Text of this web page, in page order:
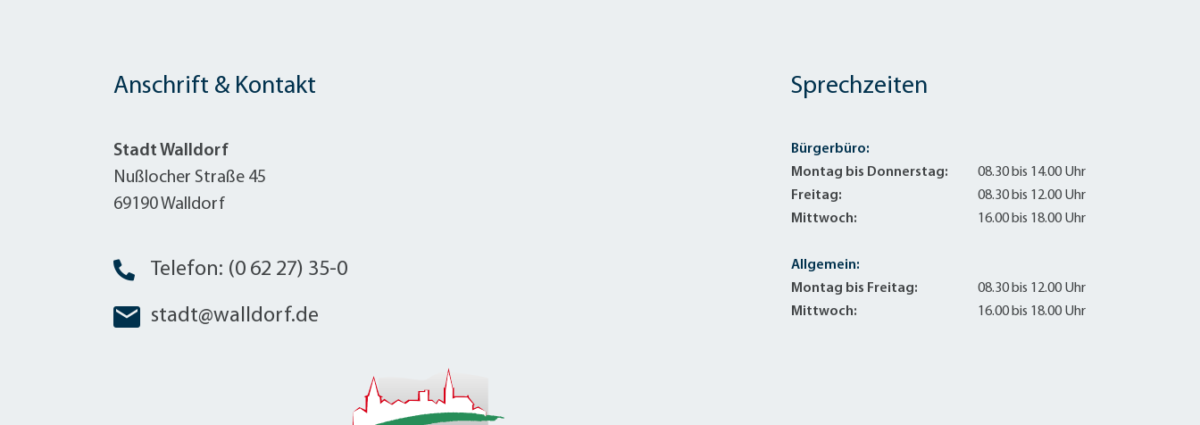
Anschrift & Kontakt
Stadt Walldorf
Nußlocher Straße 45
69190 Walldorf
Telefon: (0 62 27) 35-0
stadt@walldorf.de
Sprechzeiten
Bürgerbüro:
Montag bis Donnerstag:
08.30 bis 14.00 Uhr
Freitag:
08.30 bis 12.00 Uhr
Mittwoch:
16.00 bis 18.00 Uhr
Allgemein:
Montag bis Freitag:
08.30 bis 12.00 Uhr
Mittwoch:
16.00 bis 18.00 Uhr